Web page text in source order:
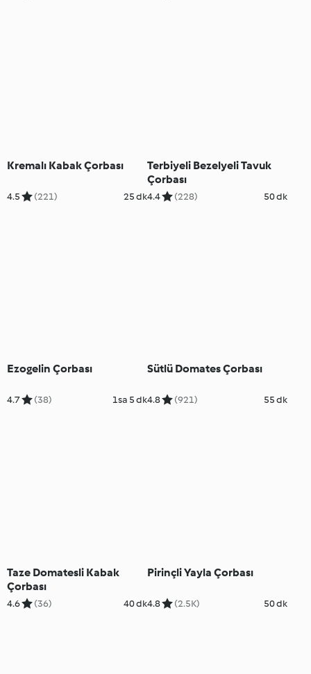
Kremalı Kabak Çorbası
4.5 (221) 25 dk
Terbiyeli Bezelyeli Tavuk
Çorbası
4.4 (228) 50 dk
Ezogelin Çorbası
4.7 (38) 1sa 5 dk
Sütlü Domates Çorbası
4.8 (921) 55 dk
Taze Domatesli Kabak
Çorbası
4.6 (36) 40 dk
Pirinçli Yayla Çorbası
4.8 (2.5K) 50 dk